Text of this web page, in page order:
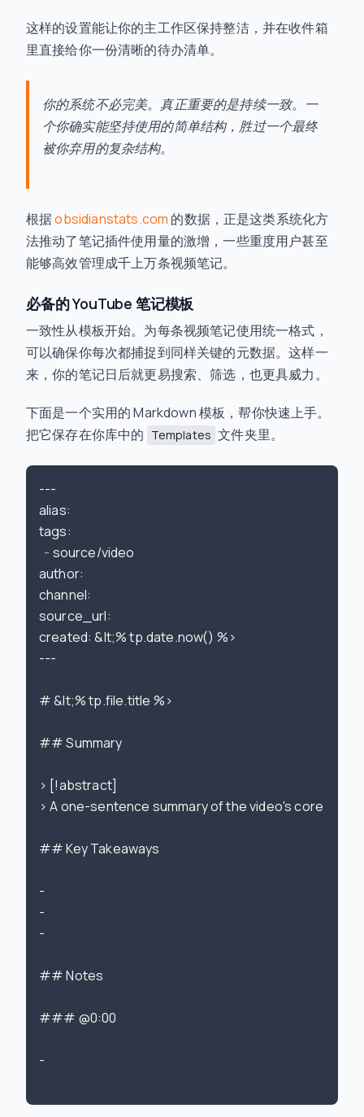
这样的设置能让你的主工作区保持整洁，并在收件箱
里直接给你一份清晰的待办清单。
你的系统不必完美。真正重要的是持续一致。一
个你确实能坚持使用的简单结构，胜过一个最终
被你弃用的复杂结构。
根据obsidianstats.com 的数据，正是这类系统化方
法推动了笔记插件使用量的激增，一些重度用户甚至
能够高效管理成千上万条视频笔记。
必备的 YouTube 笔记模板
一致性从模板开始。为每条视频笔记使用统一格式，
可以确保你每次都捕捉到同样关键的元数据。这样一
来，你的笔记日后就更易搜索、筛选，也更具威力。
下面是一个实用的 Markdown 模板，帮你快速上手。
把它保存在你库中的 Templates 文件夹里。
---
alias:
  -
source/video
author:
channel:
source _url:
created: &lt;% tp.date.now() %>
---
# &lt;% tp.file.title %>
## Summary
> [!abstract]
> A one-sentence summary of the video's core
## Key Takeaways
-
-
-
## Notes
### @0:00
-